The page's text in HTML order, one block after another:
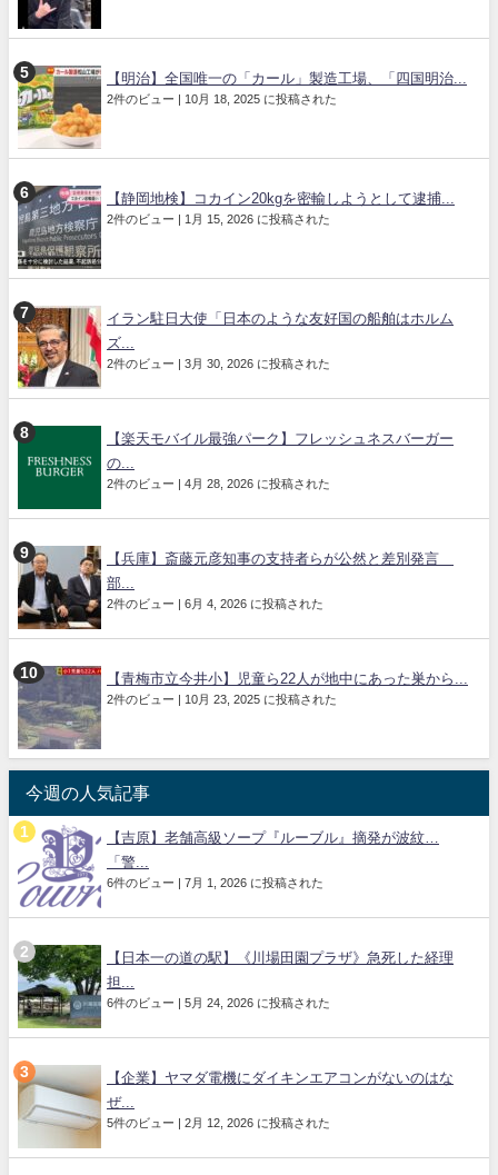
【明治】全国唯一の「カール」製造工場、「四国明治...
2件のビュー 10月 18, 2025 に投稿された
【静岡地検】コカイン20kgを密輸しようとして逮捕...
2件のビュー 1月 15, 2026 に投稿された
イラン駐日大使「日本のような友好国の船舶はホルム
ズ...
2件のビュー 3月 30, 2026 に投稿された
【楽天モバイル最強パーク】フレッシュネスバーガー
の...
2件のビュー 4月 28, 2026 に投稿された
【兵庫】斎藤元彦知事の支持者らが公然と差別発言
部...
2件のビュー 6月 4, 2026 に投稿された
【青梅市立今井小】児童ら22人が地中にあった巣から...
2件のビュー 10月 23, 2025 に投稿された
今週の人気記事
【吉原】老舗高級ソープ『ルーブル』摘発が波紋…
「警...
6件のビュー 7月 1, 2026 に投稿された
【日本一の道の駅】《川場田園プラザ》急死した経理
担...
6件のビュー 5月 24, 2026 に投稿された
【企業】ヤマダ電機にダイキンエアコンがないのはな
ぜ...
5件のビュー 2月 12, 2026 に投稿された